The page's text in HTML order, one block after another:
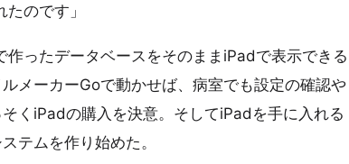
のです」
ったデータベースをそのままiPadで表示できる
メーカーGoで動かせば、病室でも設定の確認や
くiPadの購入を決意。そしてiPadを手に入れる
テムを作り始めた。